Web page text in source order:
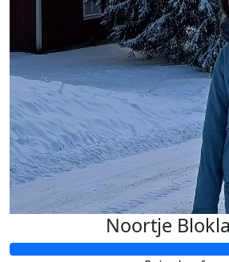
Noortje